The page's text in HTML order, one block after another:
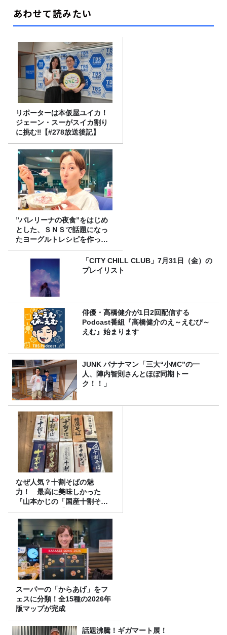
あわせて読みたい
リポーターは本仮屋ユイカ！
ジェーン・スーがスイカ割り
に挑む‼【#278放送後記】
”バレリーナの夜食”をはじめ
とした、ＳＮＳで話題になっ
たヨーグルトレシピを作って
みた！
「CITY CHILL CLUB」7月31日（金）の
プレイリスト
俳優・高橋健介が1日2回配信する
Podcast番組『高橋健介のえ～えむぴ～
えむ』始まります
JUNK バナナマン「三大“小MC”の一
人、陣内智則さんとほぼ同期トー
ク！！」
なぜ人気？十割そばの魅
力！ 最高に美味しかった
『山本かじの「国産十割そ
ば」』とは？【十割そば10種
食べ比べ】
スーパーの「からあげ」をフ
ェスに分類！全15種の2026年
版マップが完成
話題沸騰！ギガマート展！